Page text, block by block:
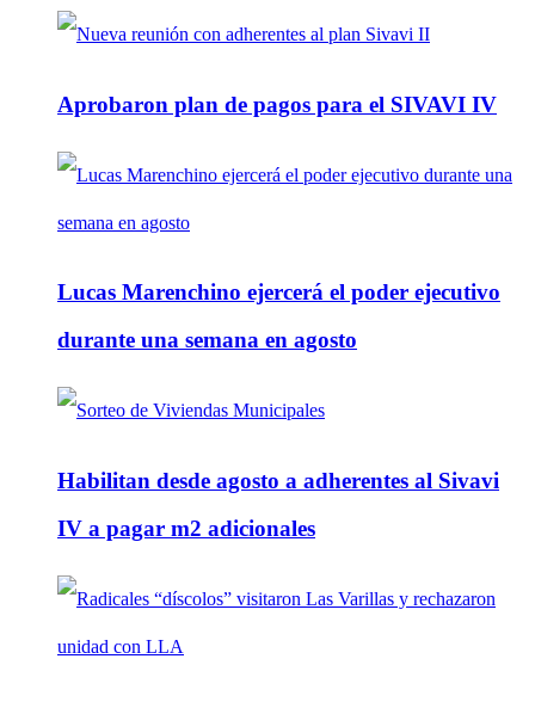
Aprobaron plan de pagos para el SIVAVI IV
Lucas Marenchino ejercerá el poder ejecutivo
durante una semana en agosto
Habilitan desde agosto a adherentes al Sivavi
IV a pagar m2 adicionales